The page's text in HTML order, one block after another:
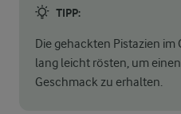
TIPP:
Die gehackten Pistazien im
lang leicht rösten, um
Geschmack zu erhalten.